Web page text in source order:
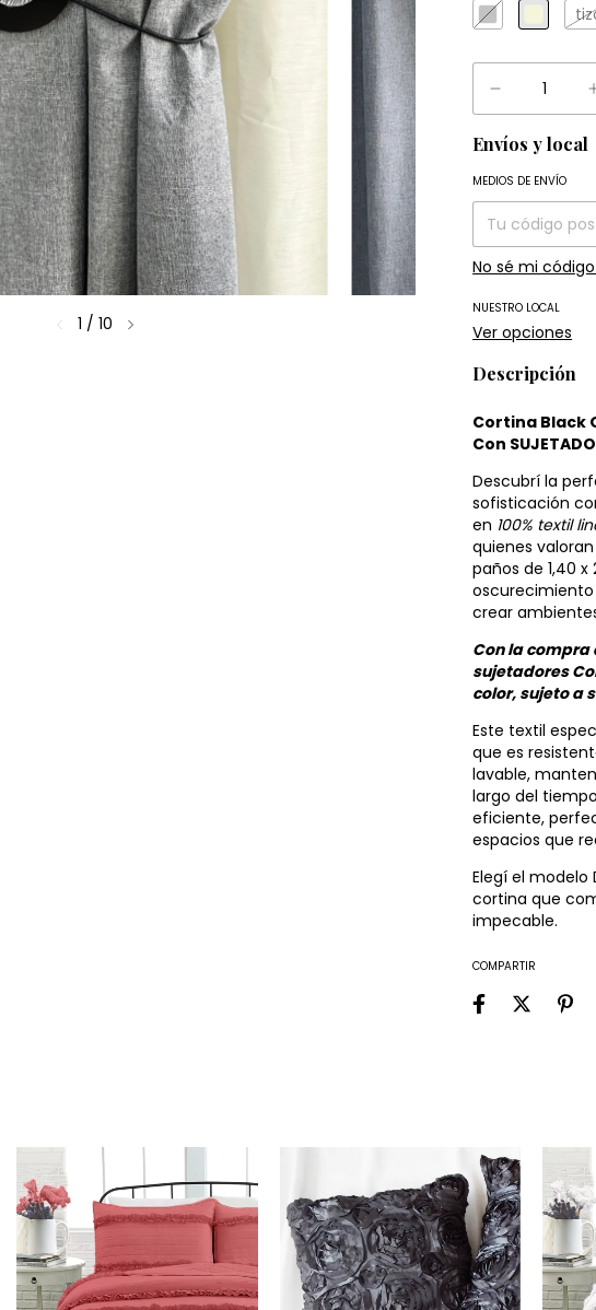
1 /10
Envíos y local
Entregas para el
MEDIOS DE ENVÍO
No sé mi
NUESTRO LOCAL
Ver opciones
Descripción
Cortina Black
Con
Descubrí la
sofisticación
en 100% textil
quienes
paños de 1,40
crear
Con la compra
sujetadores
color, sujeto a
Este textil
que es
lavable,
largo del
eficiente,
espacios que
Elegí el modelo
cortina que
impecable.
COMPARTIR